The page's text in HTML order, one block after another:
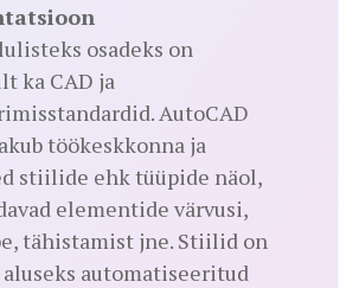
osadeks on
ka CAD ja
AutoCAD
töökeskkonna ja
stiilide ehk tüüpide näol,
elementide värvusi,
tähistamist jne. Stiilid on
automatiseeritud